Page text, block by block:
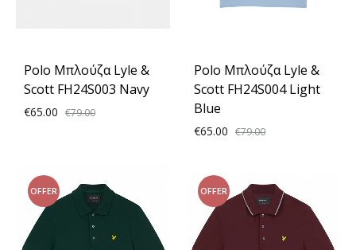
Polo Μπλούζα Lyle &
Scott FH24S003 Navy
€65.00 €79.00
WISHLIST
Polo Μπλούζα Lyle &
Scott FH24S004 Light
Blue
€65.00 €79.00
OFFER OFFER